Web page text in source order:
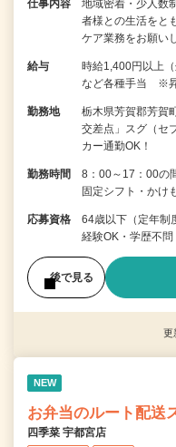
仕事内容
地域密着・少人数
者様との生活をと
ケア業務をお願い
給与
時給1,400円以上
など各種手当 ※
勤務地
栃木県芳賀郡芳
交差点」スグ（セ
カー通勤OK！
勤務時間
8：00～17：00の
固定シフト・かけ
応募資格
64歳以下（定年制
経験OK・学歴不問
後で見る
更
NEW
お弁当のルート配送
四季菜 宇都宮店